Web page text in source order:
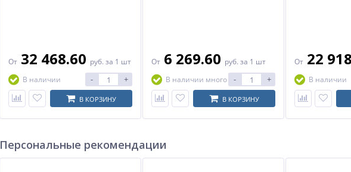
От 32 468.60 руб. за 1 шт
В наличии
- +
В КОРЗИНУ
От 6 269.60 руб. за 1 шт
В наличии много
- +
В КОРЗИНУ
От 22
В наличии
Персональные рекомендации